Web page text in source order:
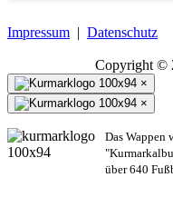
Impressum | Datenschutz
Copyright ©
×
×
Das Wappen
über 640